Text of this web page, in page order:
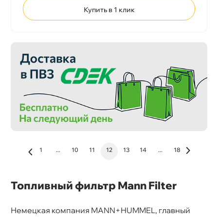
Купить в 1 клик
1 ... 10 11 12 13 14 ... 18
Топливный фильтр Mann Filter
Немецкая компания MANN+HUMMEL, главный